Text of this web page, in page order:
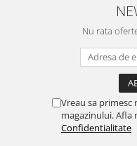
Nu rata
Vreau sa
magazinului. Afla
Confidentialitate